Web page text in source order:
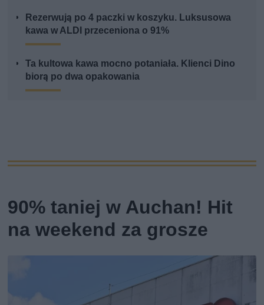
Rezerwują po 4 paczki w koszyku. Luksusowa
kawa w ALDI przeceniona o 91%
Ta kultowa kawa mocno potaniała. Klienci Dino
biorą po dwa opakowania
90% taniej w Auchan! Hit
na weekend za grosze